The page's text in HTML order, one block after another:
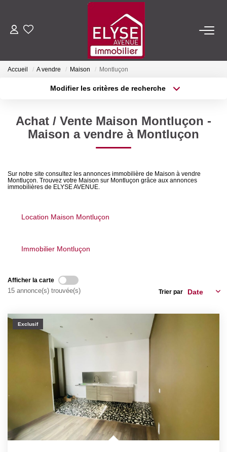
ACHETER
NOTRE AGENCE
Nous Rejoindre
Accueil A vendre Maison Montluçon
Modifier les critères de recherche
Sélectionnez...
Type de bien
Surface min
Créer une alerte
Achat / Vente Maison Montluçon -
Maison a vendre à Montluçon
Sur notre site consultez les annonces immobilière de Maison à vendre
Montluçon. Trouvez votre Maison sur Montluçon grâce aux annonces
immobilières de ELYSE AVENUE.
Location Maison Montluçon
Immobilier Montluçon
Afficher la carte
15 annonce(s) trouvée(s) Trier par
Exclusif